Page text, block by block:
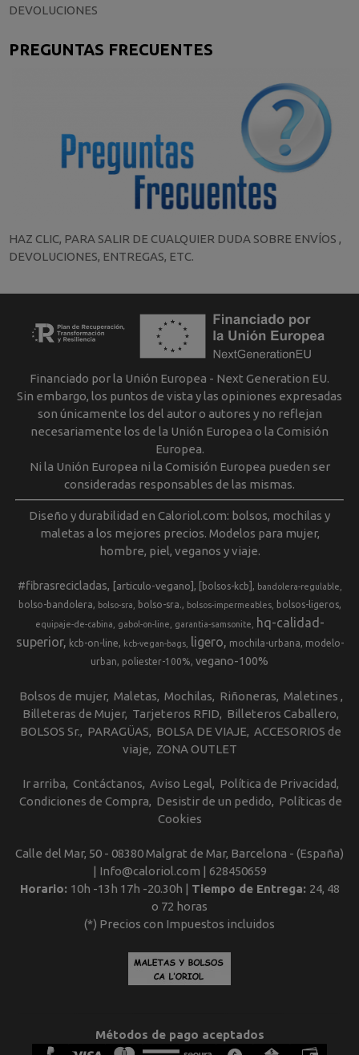
DEVOLUCIONES
PREGUNTAS FRECUENTES
HAZ CLIC, PARA SALIR DE CUALQUIER DUDA SOBRE ENVÍOS ,
DEVOLUCIONES, ENTREGAS, ETC.
Financiado por la Unión Europea - Next Generation EU.
Sin embargo, los puntos de vista y las opiniones expresadas
son únicamente los del autor o autores y no reflejan
necesariamente los de la Unión Europea o la Comisión
Europea.
Ni la Unión Europea ni la Comisión Europea pueden ser
consideradas responsables de las mismas.
Diseño y durabilidad en Caloriol.com: bolsos, mochilas y
maletas a los mejores precios. Modelos para mujer,
hombre, piel, veganos y viaje.
#fibrasrecicladas [articulo-vegano] [bolsos-kcb] bandolera-regulable
bolso-bandolera bolso-sra bolso-sra. bolsos-impermeables bolsos-ligeros
equipaje-de-cabina gabol-on-line garantia-samsonite
hq-calidad-
superior
kcb-on-line kcb-vegan-bags ligero mochila-urbana
modelo-
urban
poliester-100% vegano-100%
Bolsos de mujer Maletas Mochilas Riñoneras Maletines
Billeteras de Mujer Tarjeteros RFID
Billeteros Caballero
BOLSOS Sr.
PARAGÜAS BOLSA DE VIAJE ACCESORIOS de
viaje
ZONA OUTLET
Ir arriba Contáctanos Aviso Legal
Política de Privacidad
Condiciones de Compra
Desistir de un pedido
Políticas de
Cookies
Calle del Mar, 50 - 08380 Malgrat de Mar, Barcelona - (España)
| Info@caloriol.com | 628450659
Horario: 10h -13h 17h -20.30h | Tiempo de Entrega: 24, 48
o 72 horas
(*) Precios con Impuestos incluidos
Métodos de pago aceptados